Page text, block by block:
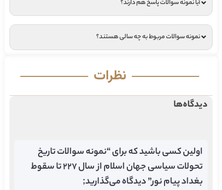
آیا نمونه سوالات پاسخ هم دارند؟
نمونه سوالات مربوط به چه سالی هستند؟
نظرات
دیدگاه‌ها
اولین کسی باشید که برای “نمونه سوالات تاریخ
تحولات سیاسی جهان اسلام از سال 227 تا سقوط
بغداد پیام نور” دیدگاه می‌گذارید;